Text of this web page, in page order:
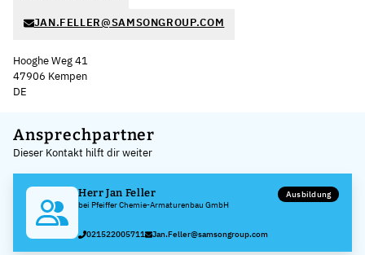
JAN.FELLER@SAMSONGROUP.COM
Hooghe Weg 41
47906 Kempen
DE
+
−
Ansprechpartner
Dieser Kontakt hilft dir weiter
Herr Jan Feller
bei Pfeiffer Chemie-Armaturenbau GmbH
Ausbildung
021522005711 Jan.Feller@samsongroup.com